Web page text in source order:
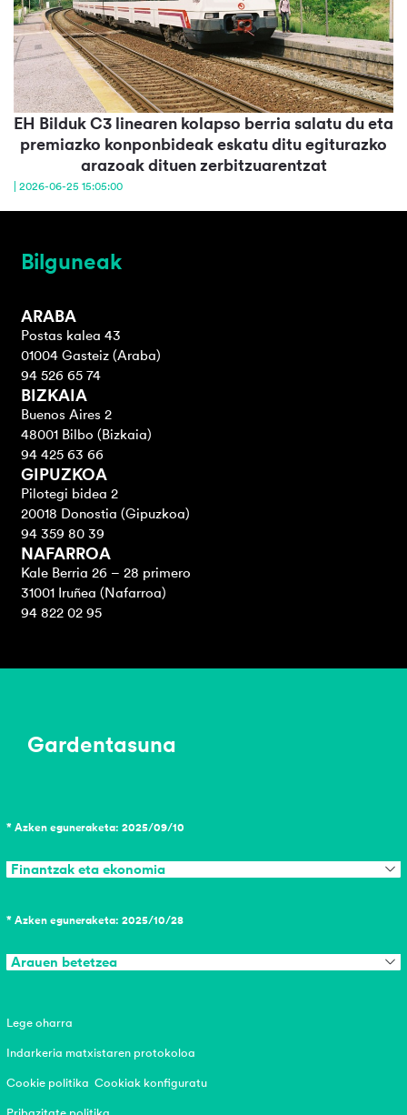
EH Bilduk C3 linearen kolapso berria salatu du eta
premiazko konponbideak eskatu ditu egiturazko
arazoak dituen zerbitzuarentzat
| 2026-06-25 15:05:00
Bilguneak
ARABA
Postas kalea 43
01004 Gasteiz (Araba)
94 526 65 74
BIZKAIA
Buenos Aires 2
48001 Bilbo (Bizkaia)
94 425 63 66
GIPUZKOA
Pilotegi bidea 2
20018 Donostia (Gipuzkoa)
94 359 80 39
NAFARROA
Kale Berria 26 – 28 primero
31001 Iruñea (Nafarroa)
94 822 02 95
Gardentasuna
* Azken eguneraketa: 2025/09/10
Finantzak eta ekonomia
* Azken eguneraketa: 2025/10/28
Arauen betetzea
Lege oharra
Indarkeria matxistaren protokoloa
Cookie politika Cookiak konfiguratu